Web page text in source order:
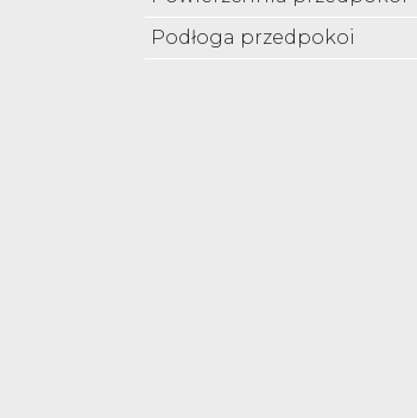
Podłoga przedpokoi